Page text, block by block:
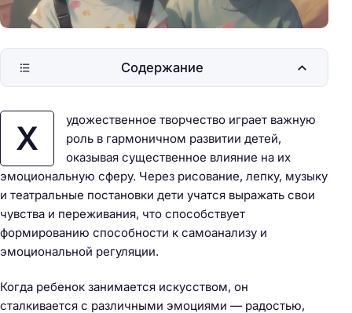
Х
удожественное творчество играет важную
роль в гармоничном развитии детей,
оказывая существенное влияние на их
эмоциональную сферу. Через рисование, лепку, музыку
и театральные постановки дети учатся выражать свои
чувства и переживания, что способствует
формированию способности к самоанализу и
эмоциональной регуляции.
Когда ребенок занимается искусством, он
сталкивается с различными эмоциями — радостью,
Содержание